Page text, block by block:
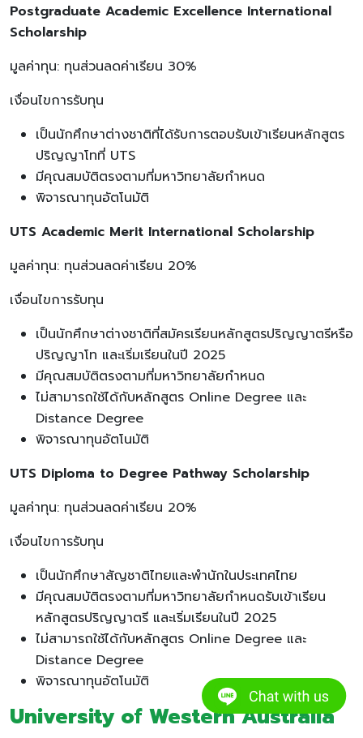
Postgraduate Academic Excellence International
Scholarship
มูลค่าทุน: ทุนส่วนลดค่าเรียน 30%
เงื่อนไขการรับทุน
เป็นนักศึกษาต่างชาติที่ได้รับการตอบรับเข้าเรียนหลักสูตร
ปริญญาโทที่ UTS
มีคุณสมบัติตรงตามที่มหาวิทยาลัยกำหนด
พิจารณาทุนอัตโนมัติ
UTS Academic Merit International Scholarship
มูลค่าทุน: ทุนส่วนลดค่าเรียน 20%
เงื่อนไขการรับทุน
เป็นนักศึกษาต่างชาติที่สมัครเรียนหลักสูตรปริญญาตรีหรือ
ปริญญาโท และเริ่มเรียนในปี 2025
มีคุณสมบัติตรงตามที่มหาวิทยาลัยกำหนด
ไม่สามารถใช้ได้กับหลักสูตร Online Degree และ
Distance Degree
พิจารณาทุนอัตโนมัติ
UTS Diploma to Degree Pathway Scholarship
มูลค่าทุน: ทุนส่วนลดค่าเรียน 20%
เงื่อนไขการรับทุน
เป็นนักศึกษาสัญชาติไทยและพำนักในประเทศไทย
มีคุณสมบัติตรงตามที่มหาวิทยาลัยกำหนดรับเข้าเรียน
หลักสูตรปริญญาตรี และเริ่มเรียนในปี 2025
ไม่สามารถใช้ได้กับหลักสูตร Online Degree และ
Distance Degree
พิจารณาทุนอัตโนมัติ
University of Western Australia